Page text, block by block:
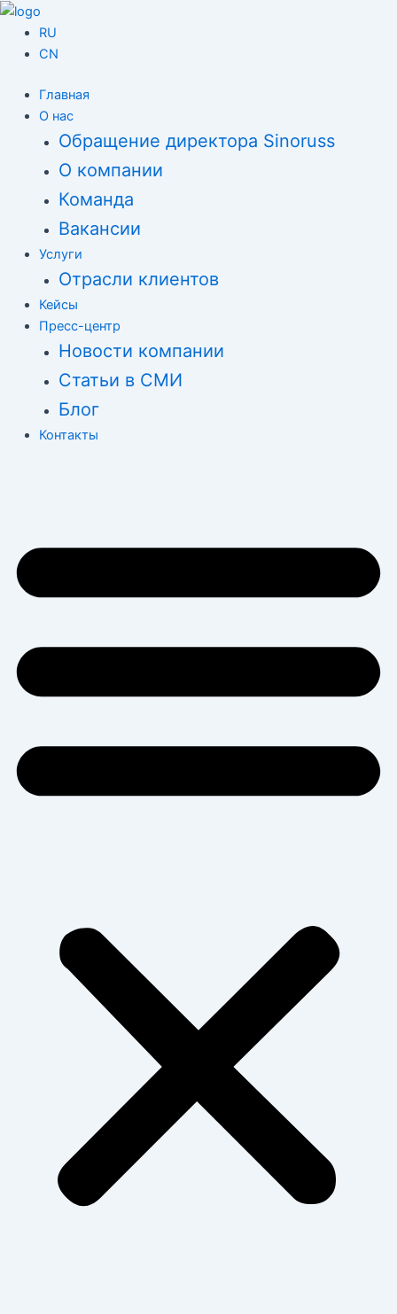
Перейти
содержимому
RU
CN
Главная
О нас
Обращение директора Sinoruss
О компании
Команда
Вакансии
Услуги
Отрасли клиентов
Кейсы
Пресс-центр
Новости компании
Статьи в СМИ
Блог
Контакты
Навигация
записям